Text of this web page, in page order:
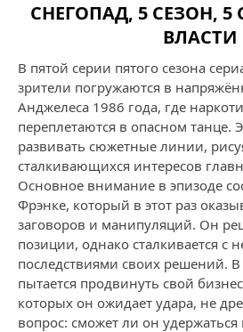
СНЕГОПАД, 5 СЕЗОН, 5
ВЛАСТИ
В пятой серии пятого сезона
зрители погружаются в
Анджелеса 1986 года, где
переплетаются в опасном танце.
развивать сюжетные линии,
сталкивающихся интересов
Основное внимание в эпизоде
Фрэнке, который в этот раз
заговоров и манипуляций. Он
позиции, однако сталкивается с
последствиями своих решений.
пытается продвинуть свой
которых он ожидает удара, не
вопрос: сможет ли он удержаться